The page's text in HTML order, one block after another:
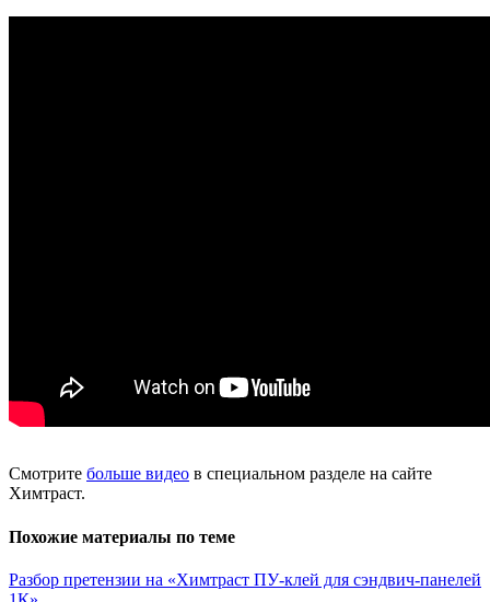
Смотрите больше видео в специальном разделе на сайте
Химтраст.
Похожие материалы по теме
Разбор претензии на «Химтраст ПУ-клей для сэндвич-панелей